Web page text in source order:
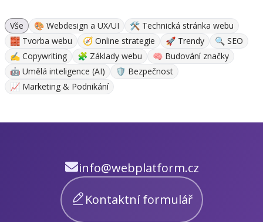
Vše 🎨 Webdesign a UX/UI
🛠 Technická stránka webu
🧱 Tvorba webu
🧭 Online strategie 🚀 Trendy
🔍 SEO
✍ Copywriting
🧩 Základy webu
🧠 Budování značky
🤖 Umělá inteligence (AI)
🛡️ Bezpečnost
📈 Marketing & Podnikání
info@webplatform.cz
Kontaktní formulář